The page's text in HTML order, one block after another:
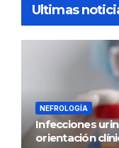
Ultimas
NEFROLOGÍA
Infecciones
orientación